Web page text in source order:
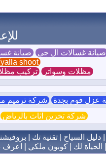
غسالات ال جي صيانة
yalla shoot
مظلات وسواتر تركيب
عزل فوم بجدة شركة ترميم
شركة تخزين اثاث بالرياض
دليل السياح تقنية تك
الحياة لك |كوبون ملكي اعرف